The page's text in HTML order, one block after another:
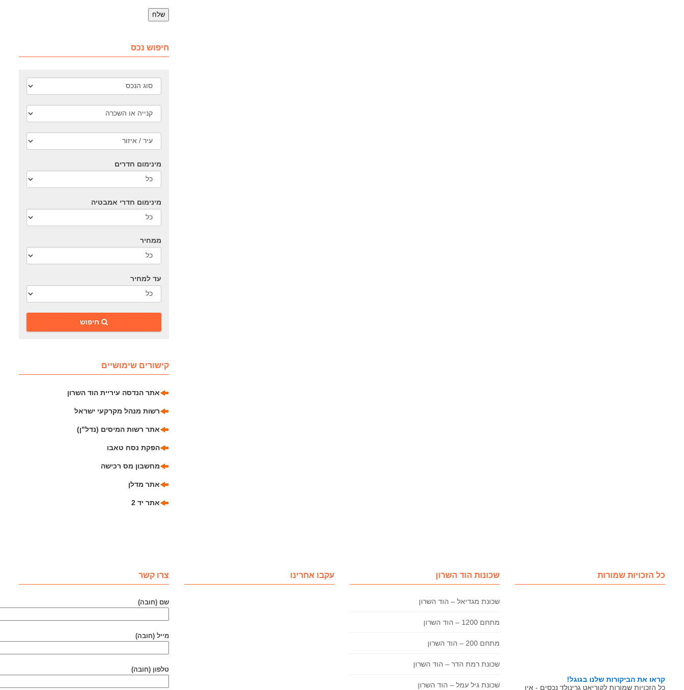
חיפוש נכס
מינימום חדרים
מינימום חדרי אמבטיה
ממחיר
עד למחיר
‎חיפוש
קישורים שימושיים
אתר הנדסה עיריית הוד השרון
רשות מנהל מקרקעי ישראל
אתר רשות המיסים (נדל"ן)
הפקת נסח טאבו
מחשבון מס רכישה
אתר מדלן
אתר יד 2
כל הזכויות שמורות
קראו את הביקורות שלנו בגוגל!
כל הזכויות שמורות לקוריאט גרינולד נכסים - אין
שכונות הוד השרון
שכונת מגדיאל – הוד השרון
מתחם 1200 – הוד השרון
מתחם 200 – הוד השרון
שכונת רמת הדר – הוד השרון
שכונת גיל עמל – הוד השרון
עקבו אחרינו צרו קשר
שם (חובה)
מייל (חובה)
טלפון (חובה)